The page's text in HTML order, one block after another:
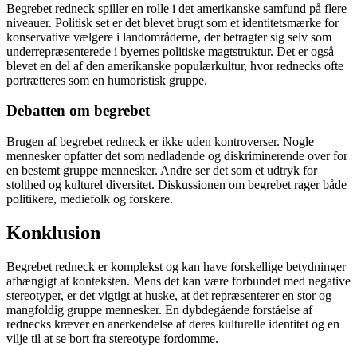
Begrebet redneck spiller en rolle i det amerikanske samfund på flere
niveauer. Politisk set er det blevet brugt som et identitetsmærke for
konservative vælgere i landområderne, der betragter sig selv som
underrepræsenterede i byernes politiske magtstruktur. Det er også
blevet en del af den amerikanske populærkultur, hvor rednecks ofte
portrætteres som en humoristisk gruppe.
Debatten om begrebet
Brugen af begrebet redneck er ikke uden kontroverser. Nogle
mennesker opfatter det som nedladende og diskriminerende over for
en bestemt gruppe mennesker. Andre ser det som et udtryk for
stolthed og kulturel diversitet. Diskussionen om begrebet rager både
politikere, mediefolk og forskere.
Konklusion
Begrebet redneck er komplekst og kan have forskellige betydninger
afhængigt af konteksten. Mens det kan være forbundet med negative
stereotyper, er det vigtigt at huske, at det repræsenterer en stor og
mangfoldig gruppe mennesker. En dybdegående forståelse af
rednecks kræver en anerkendelse af deres kulturelle identitet og en
vilje til at se bort fra stereotype fordomme.